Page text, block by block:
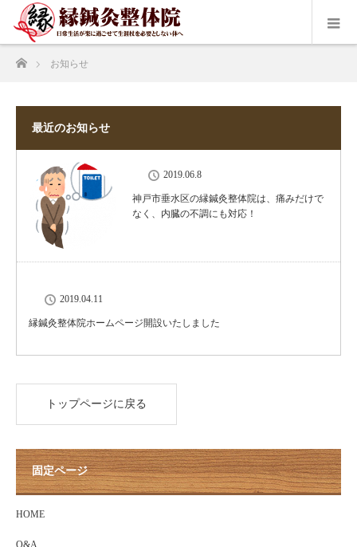
ホームお知らせ
最近のお知らせ
2019.06.8
神戸市垂水区の縁鍼灸整体院は、痛みだけで
なく、内臓の不調にも対応！
2019.04.11
縁鍼灸整体院ホームページ開設いたしました
トップページに戻る
固定ページ
HOME
Q&A